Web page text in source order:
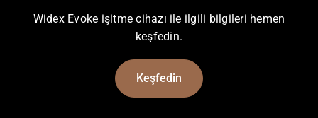
Widex Evoke işitme cihazı ile ilgili bilgileri hemen
keşfedin.
Keşfedin